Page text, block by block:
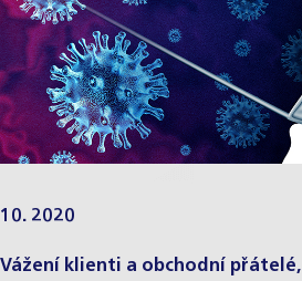
10. 2020
Vážení klienti a obchodní přátelé,